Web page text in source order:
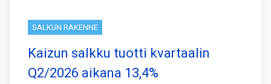
SALKUN RAKENNE
Kaizun salkku tuotti kvartaalin
Q2/2026 aikana 13,4%